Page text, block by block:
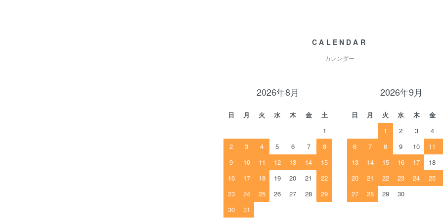
CALENDAR
カレンダー
2026年8月
日 月 火 水 木 金
土
1
2
3 4 5 6 7
8
9
10 11 12 13 14
15
16
17 18 19 20 21
22
23
24 25 26 27 28
29
30
31
2026年9月
日 月 火 水 木 金
1
2 3 4
6
7 8 9 10 11
13
14 15 16 17 18
20
21 22 23 24 25
27
28 29 30